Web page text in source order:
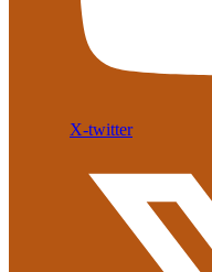
X-twitter